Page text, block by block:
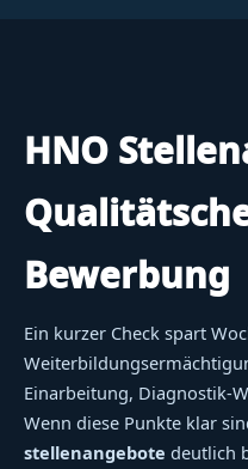
HNO
Bewerbung
Ein kurzer Check spart
Einarbeitung, Diagnostik-
Wenn diese Punkte klar
stellenangebote deutlich